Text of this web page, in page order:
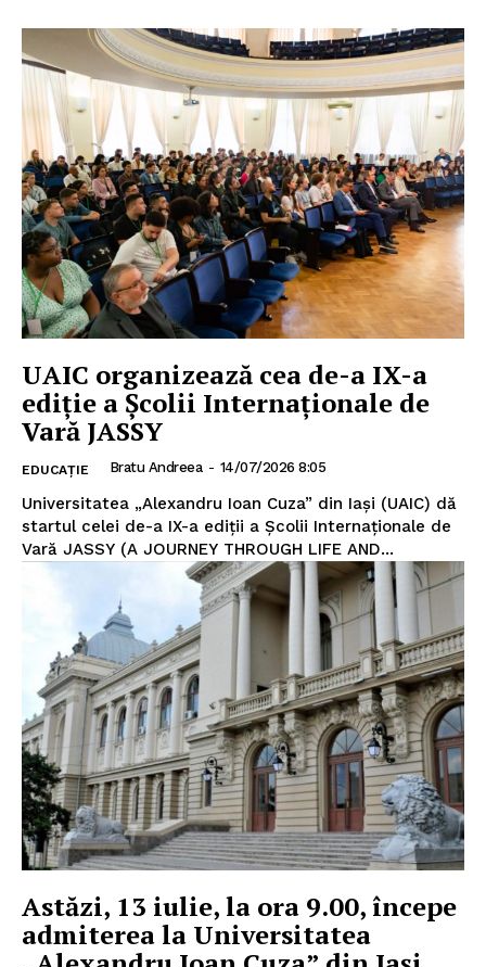
UAIC organizează cea de-a IX-a
ediție a Școlii Internaționale de
Vară JASSY
EDUCAȚIE Bratu Andreea - 14/07/2026 8:05
Universitatea „Alexandru Ioan Cuza” din Iași (UAIC) dă
startul celei de-a IX-a ediții a Școlii Internaționale de
Vară JASSY (A JOURNEY THROUGH LIFE AND...
Astăzi, 13 iulie, la ora 9.00, începe
admiterea la Universitatea